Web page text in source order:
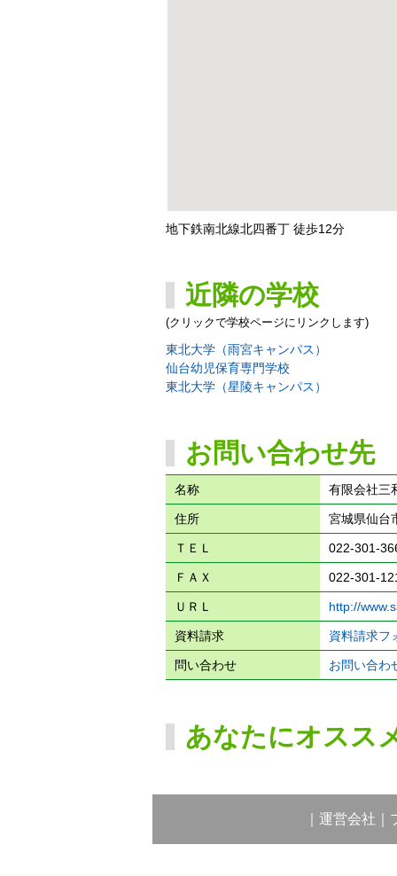
地下鉄南北線北四番丁 徒歩12分
近隣の学校
(クリックで学校ページにリンクします)
東北大学（雨宮キャンパス）
仙台幼児保育専門学校
東北大学（星陵キャンパス）
お問い合わせ先
名称 有限会社三
住所 宮城県仙台
ＴＥＬ 022-301-
ＦＡＸ 022-301-
ＵＲＬ http://
資料請求 資料請求フ
問い合わせ お問い合わ
あなたにオスス
運営会社